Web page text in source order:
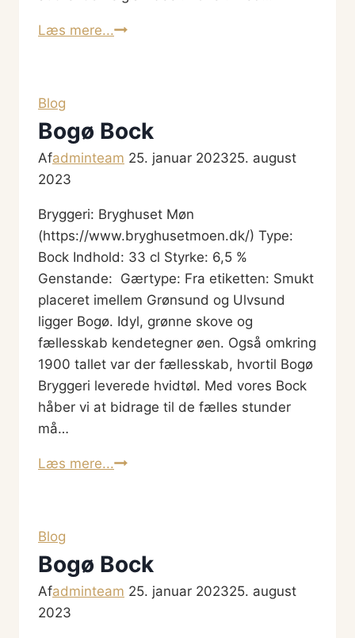
Læs mere...Nr.
Blog
Bogø Bock
Afadminteam 25. januar 202325. august
2023
Bryggeri: Bryghuset Møn
(https://www.bryghusetmoen.dk/) Type:
Bock Indhold: 33 cl Styrke: 6,5 %
Genstande: Gærtype: Fra etiketten: Smukt
placeret imellem Grønsund og Ulvsund
ligger Bogø. Idyl, grønne skove og
fællesskab kendetegner øen. Også omkring
1900 tallet var der fællesskab, hvortil Bogø
Bryggeri leverede hvidtøl. Med vores Bock
håber vi at bidrage til de fælles stunder
må…
Læs mere...Bogø
Blog
Bogø Bock
Afadminteam 25. januar 202325. august
2023